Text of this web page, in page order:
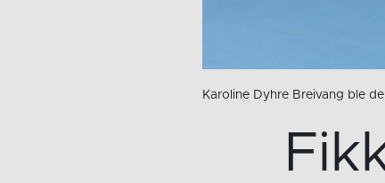
Karoline Dyhre Breivang ble